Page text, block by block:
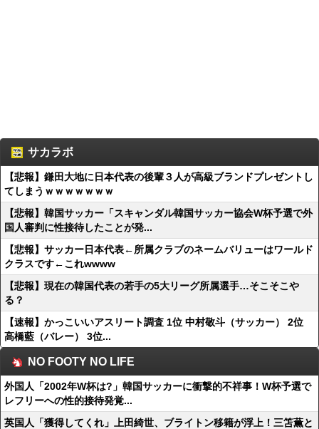
サカラボ
【悲報】鎌田大地に日本代表の後輩３人が高級ブランドプレゼントし
てしまうｗｗｗｗｗｗｗ
【悲報】韓国サッカー「スキャンダル韓国サッカー協会W杯予選で外
国人審判に性接待したことが発...
【悲報】サッカー日本代表←所属クラブのネームバリューはワールド
クラスです←これwwww
【悲報】現在の韓国代表の若手の5大リーグ所属選手…そこそこや
る？
【速報】かっこいいアスリート調査 1位 中村敬斗（サッカー） 2位
高橋藍（バレー） 3位...
NO FOOTY NO LIFE
外国人「2002年W杯は?」韓国サッカーに衝撃的不祥事！W杯予選で
レフリーへの性的接待発覚...
英国人「獲得してくれ」上田綺世、ブライトン移籍が浮上！三笘薫と